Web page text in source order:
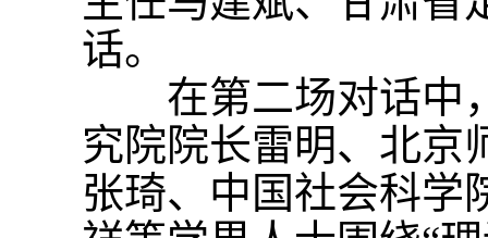
话。
在第二场对话中
究院院长雷明、北京
张琦、中国社会科学